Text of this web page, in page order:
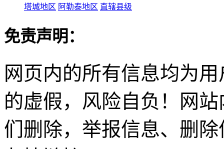
塔城地区 阿勒泰地区 直辖县级
免责声明：
网页内的所有信息均为
的虚假，风险自负！网
们删除，举报信息、删